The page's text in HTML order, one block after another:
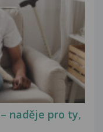
naděje pro ty,